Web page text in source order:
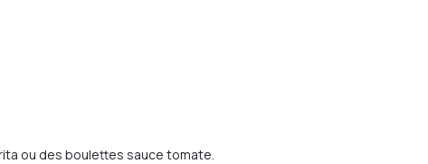
ou des boulettes sauce tomate.